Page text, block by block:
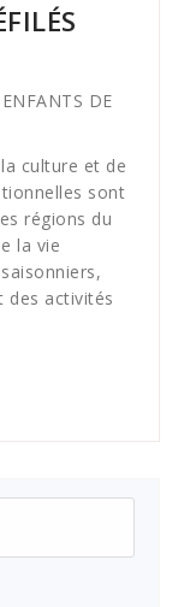
DE
culture et de
sont
régions du
la vie
des activités